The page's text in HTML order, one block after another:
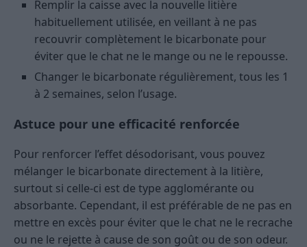
Remplir la caisse avec la nouvelle litière
habituellement utilisée, en veillant à ne pas
recouvrir complètement le bicarbonate pour
éviter que le chat ne le mange ou ne le repousse.
Changer le bicarbonate régulièrement, tous les 1
à 2 semaines, selon l’usage.
Astuce pour une efficacité renforcée
Pour renforcer l’effet désodorisant, vous pouvez
mélanger le bicarbonate directement à la litière,
surtout si celle-ci est de type agglomérante ou
absorbante. Cependant, il est préférable de ne pas en
mettre en excès pour éviter que le chat ne le recrache
ou ne le rejette à cause de son goût ou de son odeur.